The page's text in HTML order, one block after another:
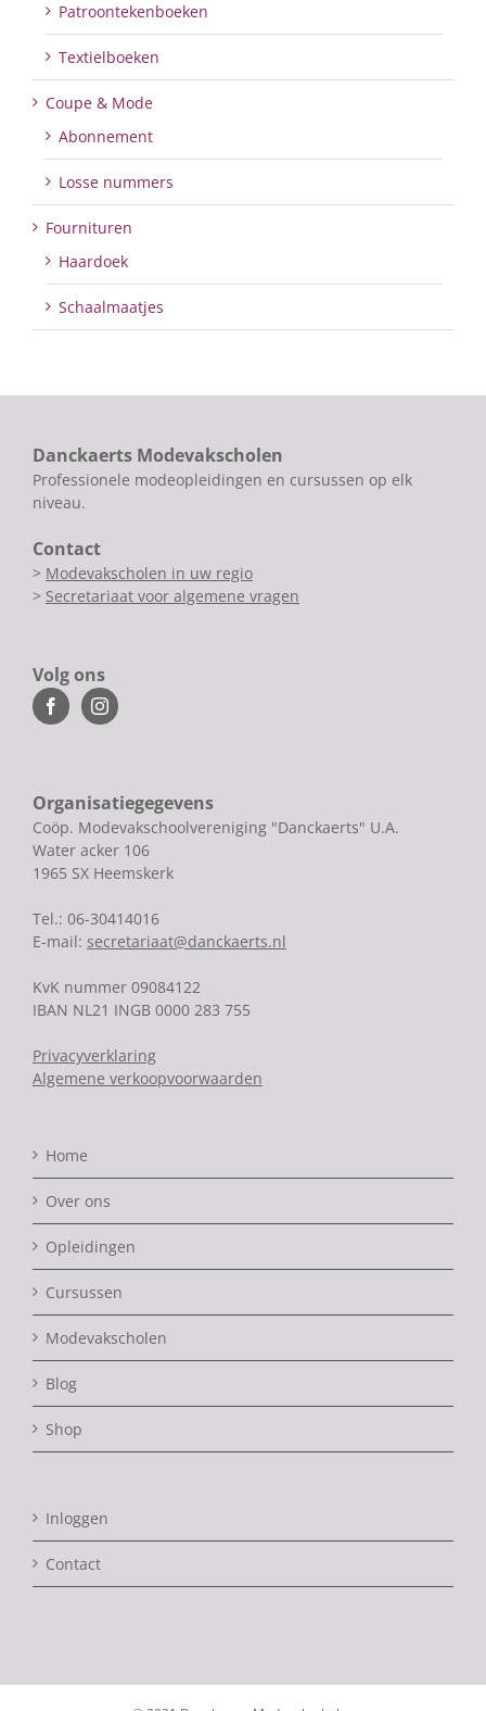
Patroontekenboeken
Textielboeken
Coupe & Mode
Abonnement
Losse nummers
Fournituren
Haardoek
Schaalmaatjes
Danckaerts Modevakscholen
Professionele modeopleidingen en cursussen op elk
niveau.
Contact
> Modevakscholen in uw regio
> Secretariaat voor algemene vragen
Volg ons
Organisatiegegevens
Coöp. Modevakschoolvereniging "Danckaerts" U.A.
Water acker 106
1965 SX Heemskerk
Tel.: 06-30414016
E-mail: secretariaat@danckaerts.nl
KvK nummer 09084122
IBAN NL21 INGB 0000 283 755
Privacyverklaring
Algemene verkoopvoorwaarden
Home
Over ons
Opleidingen
Cursussen
Modevakscholen
Blog
Shop
Inloggen
Contact